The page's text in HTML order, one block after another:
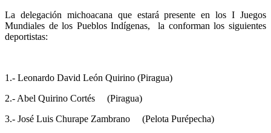
La delegación michoacana que estará presente en los I Juegos
Mundiales de los Pueblos Indígenas, la conforman los siguientes
deportistas:
1.- Leonardo David León Quirino (Piragua)
2.- Abel Quirino Cortés (Piragua)
3.- José Luis Churape Zambrano (Pelota Purépecha)